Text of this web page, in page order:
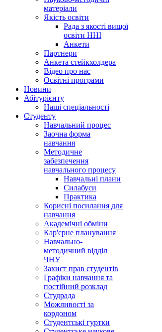
матеріали
Якість освіти
Рада з якості вищої
освіти ННІ
Анкети
Партнери
Анкета стейкхолдера
Відео про нас
Освітні програми
Hовини
Абітурієнту
Наші спеціальності
Студенту
Навчальний процес
Заочна форма
навчання
Методичне
забезпечення
навчального процесу
Навчальні плани
Силабуси
Практика
Корисні посилання для
навчання
Академічні обміни
Кар'єрне планування
Навчально-
методичний відділ
ЧНУ
Захист прав студентів
Графіки навчання та
постійний розклад
Студрада
Можливості за
кордоном
Студентські гуртки